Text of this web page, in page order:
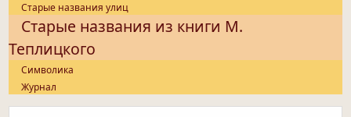
Старые названия улиц
Старые названия из книги М.
Теплицкого
Символика
Журнал